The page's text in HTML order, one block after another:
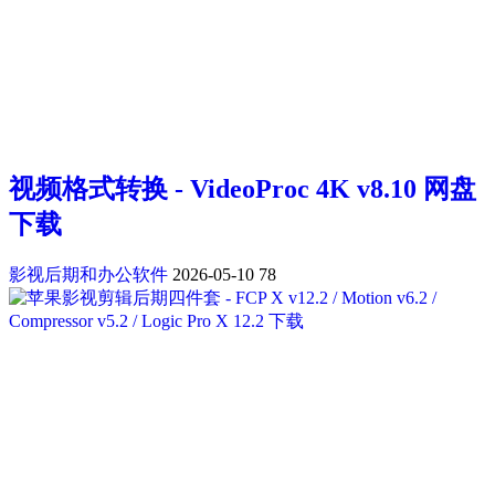
视频格式转换 - VideoProc 4K v8.10 网盘
下载
影视后期和办公软件 2026-05-10 78